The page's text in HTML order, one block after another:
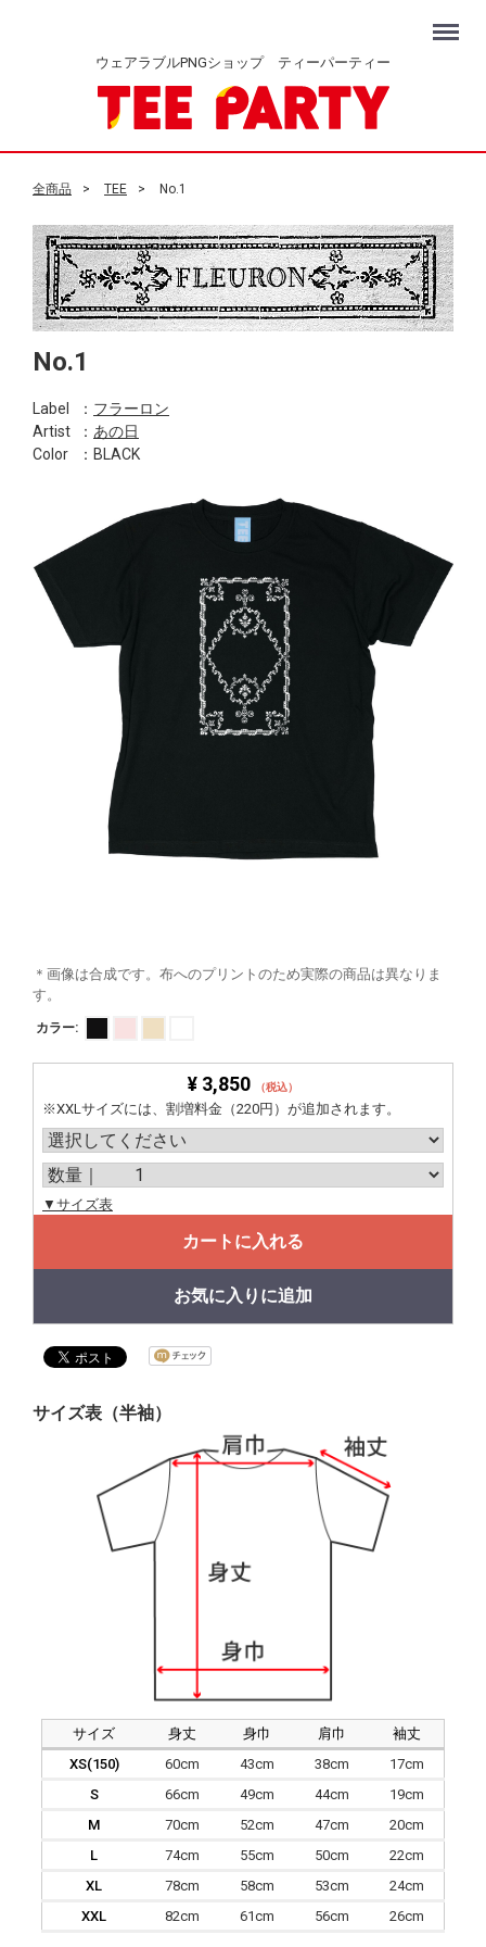
ウェアラブルPNGショップ ティーパーティー
Menu
全商品 TEE No.1
No.1
Label ： フラーロン
Artist
： あの日
Color
：BLACK
＊画像は合成です。布へのプリントのため実際の商品は異なりま
す。
カラー:
¥ 3,850 （税込）
※XXLサイズには、割増料金（220円）が追加されます。
▼サイズ表
カートに入れる
お気に入りに追加
サイズ表（半袖）
サイズ 身丈 身巾 肩巾
袖丈
XS(150)
60cm 43cm 38cm
17cm
S
66cm 49cm 44cm
19cm
M
70cm 52cm 47cm
20cm
L
74cm 55cm 50cm
22cm
XL
78cm 58cm 53cm
24cm
XXL
82cm 61cm 56cm 26cm